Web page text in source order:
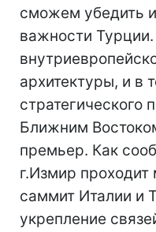
сможем убедить
важности Турции.
архитектуры, и в
стратегического
Ближним
премьер. Как
г.Измир
саммит Италии и
укрепление